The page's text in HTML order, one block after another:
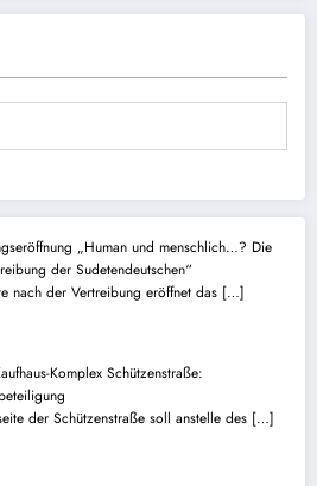
„Human und menschlich…? Die
der Sudetendeutschen“
nach der Vertreibung eröffnet das […]
Komplex Schützenstraße:
der Schützenstraße soll anstelle des […]